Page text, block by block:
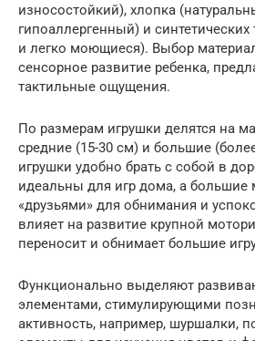
износостойкий), хлопка
гипоаллергенный) и
и легко моющиеся). Выбор
сенсорное развитие ребенка,
тактильные ощущения.
По размерам игрушки делятся на
средние (15-30 см) и большие
игрушки удобно брать с собой в
идеальны для игр дома, а большие
«друзьями» для обнимания и
влияет на развитие крупной
переносит и обнимает большие
Функционально выделяют
элементами, стимулирующими
активность, например, шуршалки,